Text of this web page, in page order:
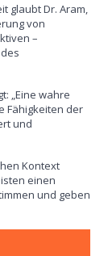
glaubt Dr. Aram,
von
–
„Eine wahre
Fähigkeiten der
und
Kontext
einen
und geben